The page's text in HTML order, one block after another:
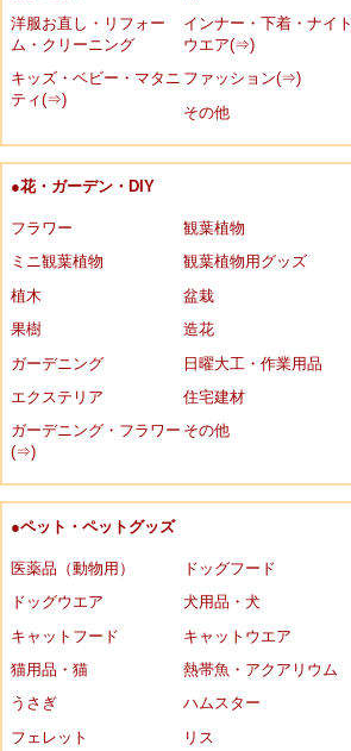
洋服お直し・リフォー
ム・クリーニング
インナー・下着・ナイト
ウエア(⇒)
キッズ・ベビー・マタニ
ティ(⇒)
ファッション(⇒)
その他
●花・ガーデン・DIY
フラワー
観葉植物
ミニ観葉植物
観葉植物用グッズ
植木
盆栽
果樹
造花
ガーデニング
日曜大工・作業用品
エクステリア
住宅建材
ガーデニング・フラワー
(⇒)
その他
●ペット・ペットグッズ
医薬品（動物用）
ドッグフード
ドッグウエア
犬用品・犬
キャットフード
キャットウエア
猫用品・猫
熱帯魚・アクアリウム
うさぎ
ハムスター
フェレット
リス